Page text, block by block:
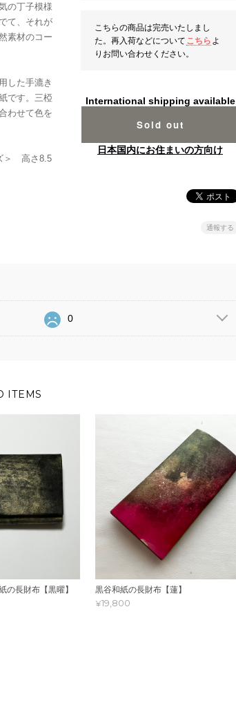
の丁子模様
て、それが
素材のコー
した手漉き
です。三椏
わせて色を
＞ 高さ8.5
こちらの商品は完売いたしまし
た。再入荷などについて こちら よ
りお問い合わせください。
International shipping available
Sold out
日本国内にお住まいの方向け
通報する
0
ITEMS
の長財布【黒曜】 黒谷和紙の長財布【蓮】
¥19,800